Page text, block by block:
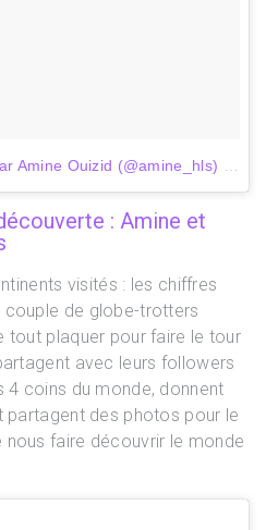
Amine Ouizid (@amine_hls)
: Amine et
visités : les chiffres
couple de globe-trotters
tout plaquer pour faire le tour
avec leurs followers
4 coins du monde, donnent
des photos pour le
faire découvrir le monde